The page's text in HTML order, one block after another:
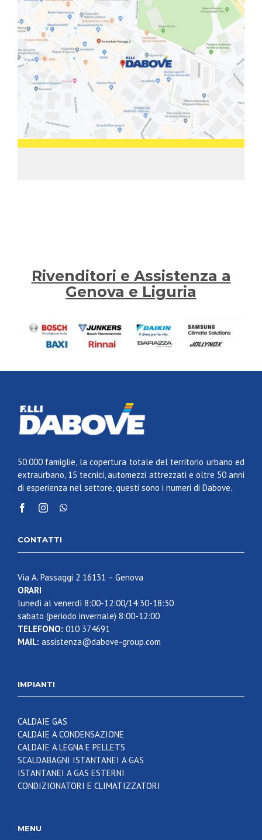
Rivenditori e Assistenza a
Genova e Liguria
50.000 famiglie, la copertura totale del territorio urbano ed
extraurbano, 15 tecnici, automezzi attrezzati e oltre 50 anni
di esperienza nel settore, questi sono i numeri di Dabove.
CONTATTI
Via A. Passaggi 2 16131 – Genova
ORARI
lunedì al venerdì 8:00-12:00/14:30-18:30
sabato (periodo invernale) 8:00-12:00
TELEFONO: 010 374691
MAIL: assistenza@dabove-group.com
IMPIANTI
CALDAIE GAS
CALDAIE A CONDENSAZIONE
CALDAIE A LEGNA E PELLETS
SCALDABAGNI ISTANTANEI A GAS
ISTANTANEI A GAS ESTERNI
CONDIZIONATORI E CLIMATIZZATORI
MENU